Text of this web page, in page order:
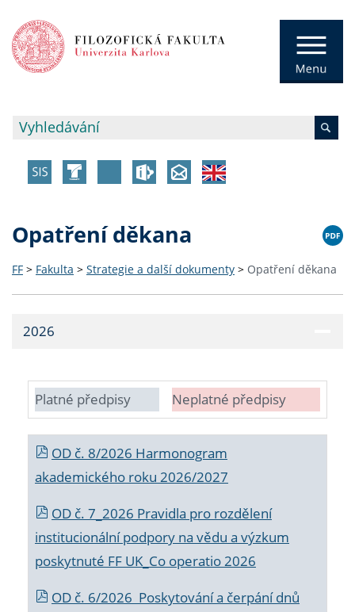
Opatření děkana
FF > Fakulta > Strategie a další dokumenty > Opatření děkana
2026
Platné předpisy Neplatné předpisy
OD č. 8/2026 Harmonogram
akademického roku 2026/2027
OD č. 7_2026 Pravidla pro rozdělení
institucionální podpory na vědu a výzkum
poskytnuté FF UK_Co operatio 2026
OD č. 6/2026 Poskytování a čerpání dnů